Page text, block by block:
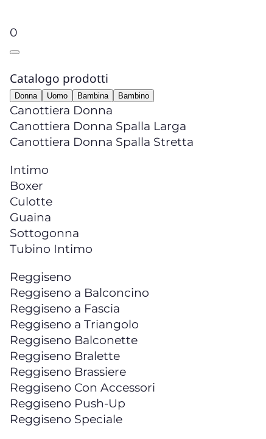
0
Catalogo prodotti
Donna Uomo Bambina Bambino
Canottiera Donna
Canottiera Donna Spalla Larga
Canottiera Donna Spalla Stretta
Intimo
Boxer
Culotte
Guaina
Sottogonna
Tubino Intimo
Reggiseno
Reggiseno a Balconcino
Reggiseno a Fascia
Reggiseno a Triangolo
Reggiseno Balconette
Reggiseno Bralette
Reggiseno Brassiere
Reggiseno Con Accessori
Reggiseno Push-Up
Reggiseno Speciale